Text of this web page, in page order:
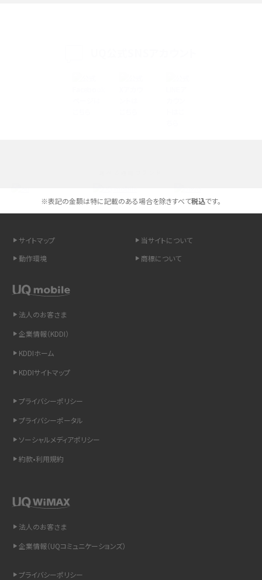
高校生にスマホ制限は必要？所持率やメリット・デメリットを詳しく紹介
スマホのネット通信速度が遅い原因は？すぐできる対処法や見直すポイントを解
を解説
LINEの引き継ぎ方法は？対象データや事前準備・条件・注意点などを解説
非通知設定とは？184で電話をかける方法やiPhone・Androidの設定を解説
iCloudの使用容量を減らす9つの方法！使用状況の確認手順も紹介
リプライ機能とは？LINE、X（旧Twitter）、Instagram、TikTokで送る方法を解説
LINEで送信取り消しをする方法は？相手に知られるのか、削除との違いも紹介
※表記の金額は特に記載のある場合を除きすべて税込です。
サイトマップ
当サイトについて
動作環境
商標について
法人のお客さま
企業情報（KDDI）
KDDIホーム
KDDIサイトマップ
プライバシーポリシー
プライバシーポータル
ソーシャルメディアポリシー
約款•利用規約
法人のお客さま
企業情報（UQコミュニケーションズ）
プライバシーポリシー